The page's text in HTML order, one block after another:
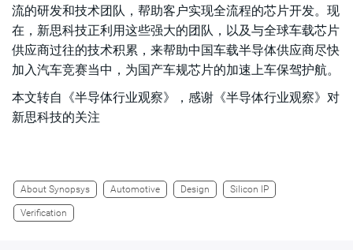
流的研发和技术团队，帮助客户实现全流程的芯片开发。现
在，新思科技正利用这些强大的团队，以及与全球车载芯片
供应商过往的技术积累，来帮助中国车载半导体供应商尽快
加入汽车竞赛当中，为国产车规芯片的加速上车保驾护航。
本文转自《半导体行业观察》，感谢《半导体行业观察》对
新思科技的关注
About Synopsys Automotive Design Silicon IP
Verification